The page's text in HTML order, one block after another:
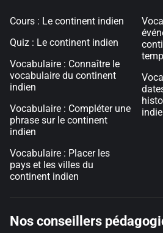
Cours : Le continent indien
Quiz : Le continent indien
Vocabulaire : Connaître le
vocabulaire du continent
indien
Vocabulaire : Compléter une
phrase sur le continent
indien
Vocabulaire : Placer les
pays et les villes du
continent indien
Nos conseillers